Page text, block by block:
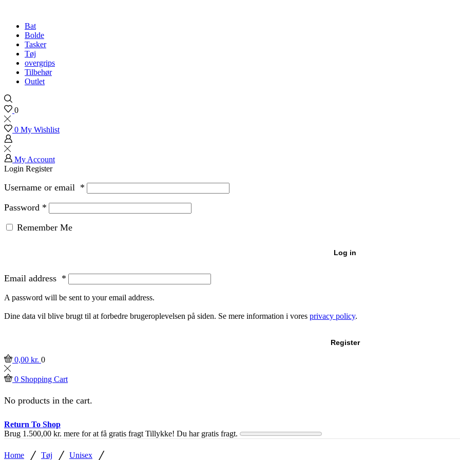
Bat
Bolde
Tasker
Tøj
overgrips
Tilbehør
Outlet
0
0 My Wishlist
My Account
Login Register
Username or email *
Password *
Remember Me
Log in
Email address *
A password will be sent to your email address.
Dine data vil blive brugt til at forbedre brugeroplevelsen på siden. Se mere information i vores privacy policy.
Register
0,00 kr. 0
0 Shopping Cart
No products in the cart.
Return To Shop
Brug 1.500,00 kr. mere for at få gratis fragt Tillykke! Du har gratis fragt.
Home / Tøj / Unisex /